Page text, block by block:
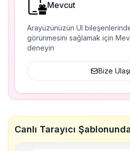
Mevcut
Arayüzünüzün UI
görünmesini sağlamak için
deneyin
Bize
Canlı Tarayıcı